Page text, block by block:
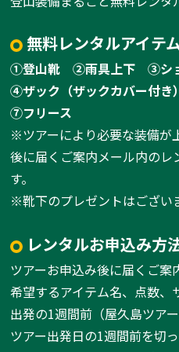
無料レンタルアイテ
①登山靴 ②雨具上下
③シ
④ザック（ザックカバー付き
⑦フリース
※ツアーにより必要な装備が
後に届くご案内メール内の
す。
※靴下のプレゼントはござい
レンタルお申込み方
ツアーお申込み後に届くご
希望するアイテム名、点数、
出発の1週間前（屋久島ツア
ツアー出発日の1週間前を切